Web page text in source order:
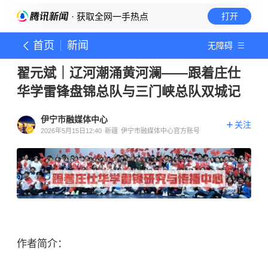
· 获取全网一手热点 打开
首页 新闻 无障碍
翟元斌｜辽河潮涌黄河澜——跟着庄仕
华学雷锋盘锦总队与三门峡总队双城记
伊宁市融媒体中心
2026年5月15日12:40 新疆 伊宁市融媒体中心官方账号
关注
作者简介：